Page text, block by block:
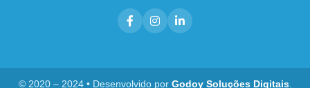
© 2020 – 2024 • Desenvolvido por Godoy Soluções Digitais.